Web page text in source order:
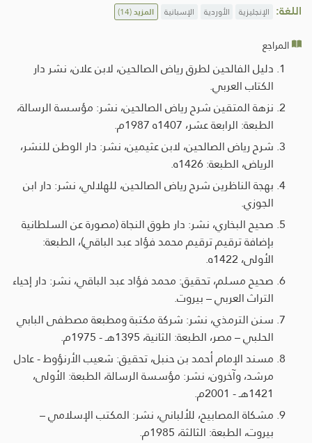
اللغة: الإنجليزية الأوردية الإسبانية المزيد(14)
المراجع
دليل الفالحين لطرق رياض الصالحين، لابن علان، نشر دار
الكتاب العربي.
نزهة المتقين شرح رياض الصالحين، نشر: مؤسسة الرسالة،
الطبعة: الرابعة عشر، 1407ه 1987م.
شرح رياض الصالحين، لابن عثيمين، نشر: دار الوطن للنشر،
الرياض، الطبعة: 1426ه.
بهجة الناظرين شرح رياض الصالحين، للهلالي، نشر: دار ابن
الجوزي.
صحيح البخاري، نشر: دار طوق النجاة (مصورة عن السلطانية
بإضافة ترقيم ترقيم محمد فؤاد عبد الباقي)، الطبعة:
الأولى، 1422ه.
صحيح مسلم، تحقيق: محمد فؤاد عبد الباقي، نشر: دار إحياء
التراث العربي – بيروت.
سنن الترمذي، نشر: شركة مكتبة ومطبعة مصطفى البابي
الحلبي – مصر، الطبعة: الثانية، 1395هـ - 1975م.
مسند الإمام أحمد بن حنبل، تحقيق: شعيب الأرنؤوط - عادل
مرشد، وآخرون، نشر: مؤسسة الرسالة، الطبعة: الأولى،
1421هـ - 2001م.
مشكاة المصابيح، للألباني، نشر: المكتب الإسلامي –
بيروت، الطبعة: الثالثة، 1985م.